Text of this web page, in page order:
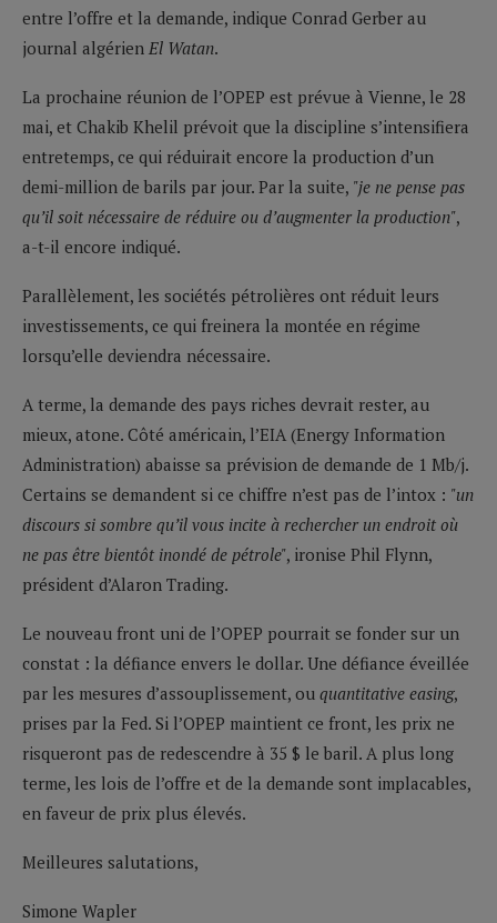
entre l’offre et la demande, indique Conrad Gerber au
journal algérien El Watan.
La prochaine réunion de l’OPEP est prévue à Vienne, le 28
mai, et Chakib Khelil prévoit que la discipline s’intensifiera
entretemps, ce qui réduirait encore la production d’un
demi-million de barils par jour. Par la suite, "je ne pense pas
qu’il soit nécessaire de réduire ou d’augmenter la production",
a-t-il encore indiqué.
Parallèlement, les sociétés pétrolières ont réduit leurs
investissements, ce qui freinera la montée en régime
lorsqu’elle deviendra nécessaire.
A terme, la demande des pays riches devrait rester, au
mieux, atone. Côté américain, l’EIA (Energy Information
Administration) abaisse sa prévision de demande de 1 Mb/j.
Certains se demandent si ce chiffre n’est pas de l’intox : "un
discours si sombre qu’il vous incite à rechercher un endroit où
ne pas être bientôt inondé de pétrole", ironise Phil Flynn,
président d’Alaron Trading.
Le nouveau front uni de l’OPEP pourrait se fonder sur un
constat : la défiance envers le dollar. Une défiance éveillée
par les mesures d’assouplissement, ou quantitative easing,
prises par la Fed. Si l’OPEP maintient ce front, les prix ne
risqueront pas de redescendre à 35 $ le baril. A plus long
terme, les lois de l’offre et de la demande sont implacables,
en faveur de prix plus élevés.
Meilleures salutations,
Simone Wapler